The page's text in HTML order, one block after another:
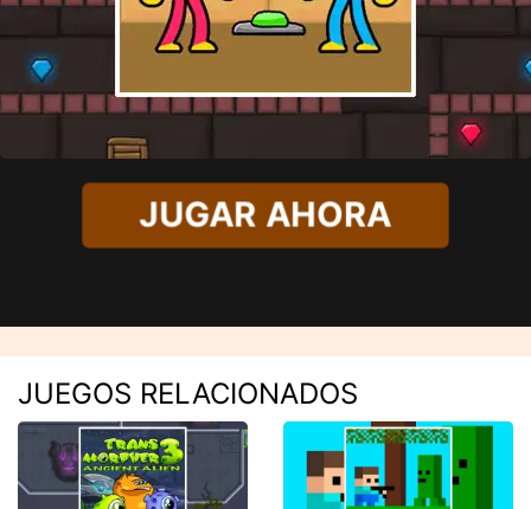
JUGAR AHORA
JUEGOS RELACIONADOS